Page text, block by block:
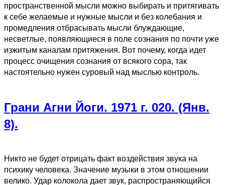
пространственной мысли можно выбирать и притягивать
к себе желаемые и нужные мысли и без колебания и
промедления отбрасывать мысли блуждающие,
несветлые, появляющиеся в поле сознания по почти уже
изжитым каналам притяжения. Вот почему, когда идет
процесс очищения сознания от всякого сора, так
настоятельно нужен суровый над мыслью контроль.
Грани Агни Йоги. 1971 г. 020. (Янв.
8).
Никто не будет отрицать факт воздействия звука на
психику человека. Значение музыки в этом отношении
велико. Удар колокола дает звук, распространяющийся